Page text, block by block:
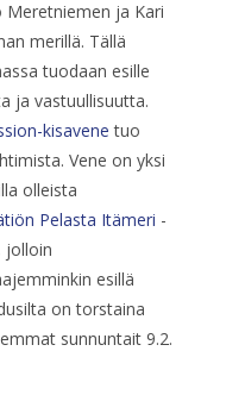
Meretniemen ja Kari
merillä. Tällä
tuodaan esille
ja vastuullisuutta.
kisavene tuo
Vene on yksi
olleista
Pelasta Itämeri -
jolloin
esillä
on torstaina
sunnuntait 9.2.